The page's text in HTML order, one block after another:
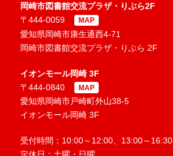
岡崎市図書館交流プラザ・りぶら2F
〒444-0059
MAP
愛知県岡崎市康生通西4-71
岡崎市図書館交流プラザ・りぶら 2F
イオンモール岡崎 3F
〒444-0840
MAP
愛知県岡崎市戸崎町外山38-5
イオンモール岡崎 3F
受付時間：10:00～12:00、13:00～16:30